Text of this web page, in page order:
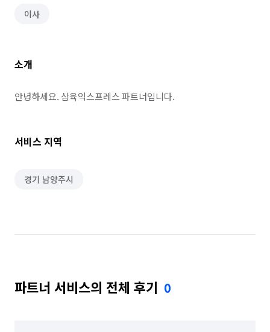
이사
소개
안녕하세요. 삼육익스프레스 파트너입니다.
서비스 지역
경기 남양주시
파트너 서비스의 전체 후기 0